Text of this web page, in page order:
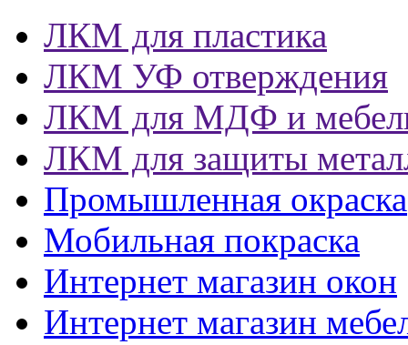
ЛКМ для пластика
ЛКМ УФ отверждения
ЛКМ для МДФ и
ЛКМ для защиты
Промышленная окраска
Мобильная покраска
Интернет магазин окон
Интернет магазин